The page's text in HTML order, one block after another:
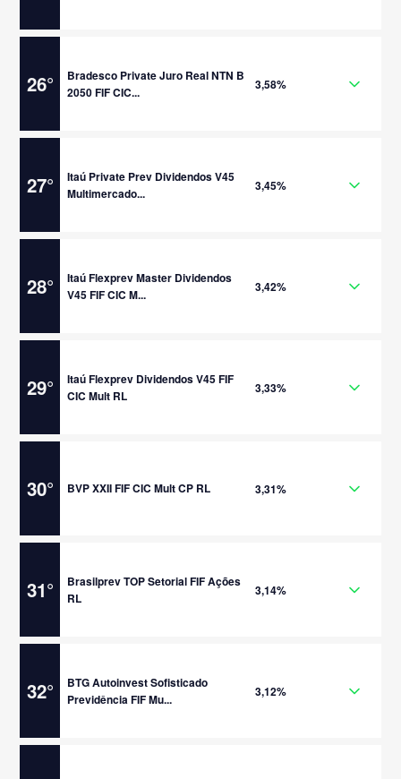
26°
Bradesco Private Juro Real NTN B
2050 FIF CIC...
3,58%
27°
Itaú Private Prev Dividendos V45
Multimercado...
3,45%
28°
Itaú Flexprev Master Dividendos
V45 FIF CIC M...
3,42%
29°
Itaú Flexprev Dividendos V45 FIF
CIC Mult RL
3,33%
30° BVP XXII FIF CIC Mult CP RL 3,31%
31°
Brasilprev TOP Setorial FIF Ações
RL
3,14%
32°
BTG Autoinvest Sofisticado
Previdência FIF Mu...
3,12%